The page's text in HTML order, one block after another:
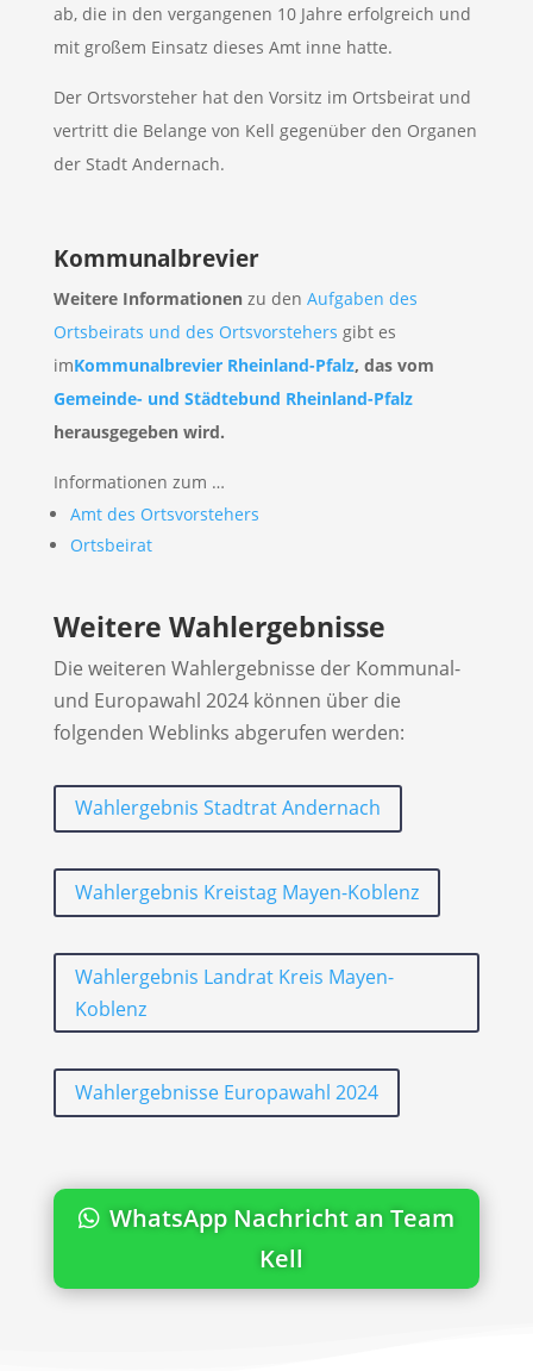
ab, die in den vergangenen 10 Jahre erfolgreich und
mit großem Einsatz dieses Amt inne hatte.
Der Ortsvorsteher hat den Vorsitz im Ortsbeirat und
vertritt die Belange von Kell gegenüber den Organen
der Stadt Andernach.
Kommunalbrevier
Weitere Informationen zu den Aufgaben des
Ortsbeirats und des Ortsvorstehers gibt es
imKommunalbrevier Rheinland-Pfalz, das vom
Gemeinde- und Städtebund Rheinland-Pfalz
herausgegeben wird.
Informationen zum …
Amt des Ortsvorstehers
Ortsbeirat
Weitere Wahlergebnisse
Die weiteren Wahlergebnisse der Kommunal-
und Europawahl 2024 können über die
folgenden Weblinks abgerufen werden:
Wahlergebnis Stadtrat Andernach
Wahlergebnis Kreistag Mayen-Koblenz
Wahlergebnis Landrat Kreis Mayen-
Koblenz
Wahlergebnisse Europawahl 2024
WhatsApp Nachricht an Team
Kell